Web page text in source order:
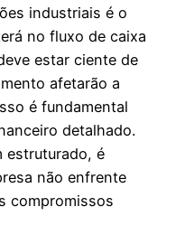
industriais é o
no fluxo de caixa
estar ciente de
afetarão a
é fundamental
detalhado.
estruturado, é
não enfrente
compromissos